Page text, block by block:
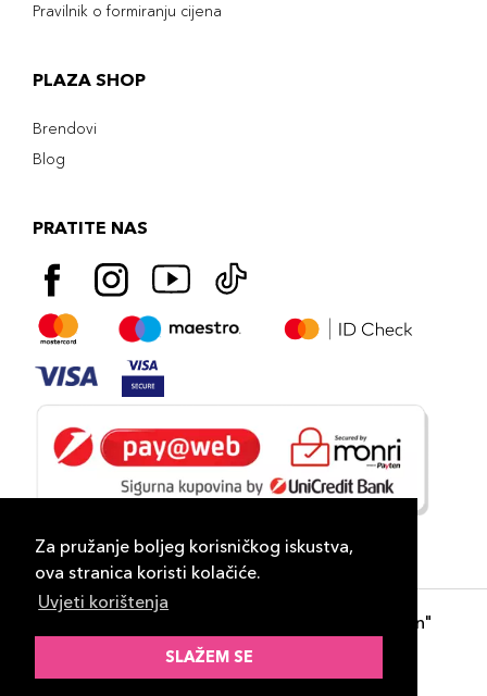
Za pružanje boljeg korisničkog iskustva,
ova stranica koristi kolačiće.
Uvjeti korištenja
SLAŽEM SE
Pravilnik o formiranju cijena
PLAZA SHOP
Brendovi
Blog
PRATITE NAS
- "DP Lux Distribution"
d.o.o. Banja Luka
ID-S Consulting d.o.o. Sarajevo